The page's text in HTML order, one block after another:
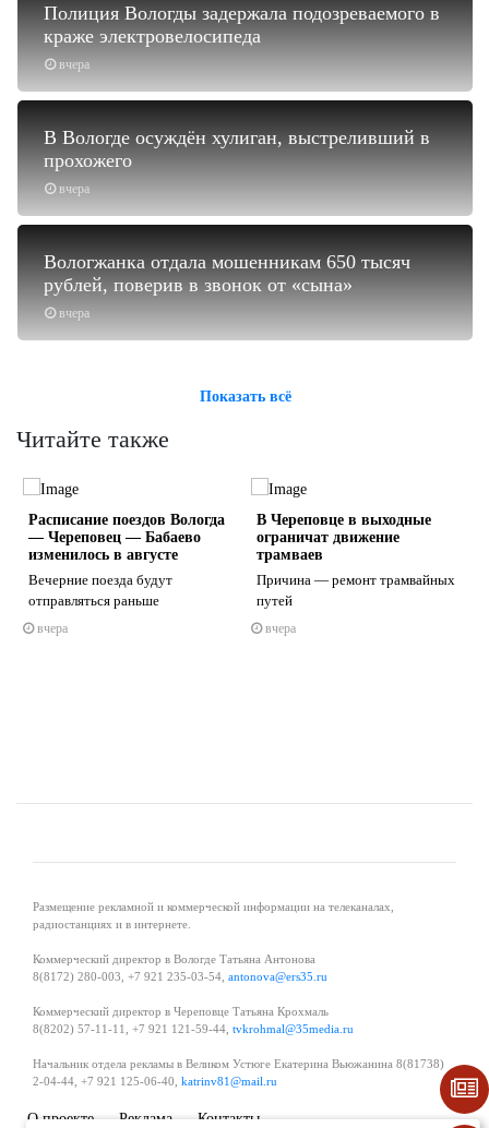
вчера
Полиция Вологды задержала подозреваемого в
краже электровелосипеда
вчера
В Вологде осуждён хулиган, выстреливший в
прохожего
вчера
Вологжанка отдала мошенникам 650 тысяч
рублей, поверив в звонок от «сына»
Показать всё
Читайте также
Расписание поездов Вологда
— Череповец — Бабаево
изменилось в августе
Вечерние поезда будут
отправляться раньше
вчера
В Череповце в выходные
ограничат движение
трамваев
Причина — ремонт трамвайных
путей
вчера
Размещение рекламной и коммерческой информации на телеканалах,
радиостанциях и в интернете.
Коммерческий директор в Вологде Татьяна Антонова
8(8172) 280-003, +7 921 235-03-54, antonova@ers35.ru
Коммерческий директор в Череповце Татьяна Крохмаль
8(8202) 57-11-11, +7 921 121-59-44, tvkrohmal@35media.ru
Начальник отдела рекламы в Великом Устюге Екатерина Вьюжанина 8(81738)
2-04-44, +7 921 125-06-40, katrinv81@mail.ru
О проекте Реклама Контакты